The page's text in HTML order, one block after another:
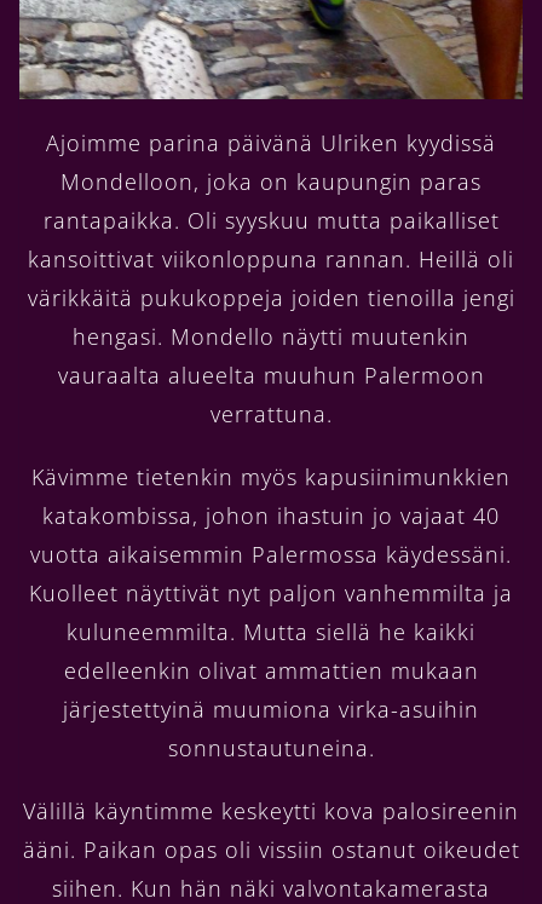
Ajoimme parina päivänä Ulriken kyydissä
Mondelloon, joka on kaupungin paras
rantapaikka. Oli syyskuu mutta paikalliset
kansoittivat viikonloppuna rannan. Heillä oli
värikkäitä pukukoppeja joiden tienoilla jengi
hengasi. Mondello näytti muutenkin
vauraalta alueelta muuhun Palermoon
verrattuna.
Kävimme tietenkin myös kapusiinimunkkien
katakombissa, johon ihastuin jo vajaat 40
vuotta aikaisemmin Palermossa käydessäni.
Kuolleet näyttivät nyt paljon vanhemmilta ja
kuluneemmilta. Mutta siellä he kaikki
edelleenkin olivat ammattien mukaan
järjestettyinä muumiona virka-asuihin
sonnustautuneina.
Välillä käyntimme keskeytti kova palosireenin
ääni. Paikan opas oli vissiin ostanut oikeudet
siihen. Kun hän näki valvontakamerasta